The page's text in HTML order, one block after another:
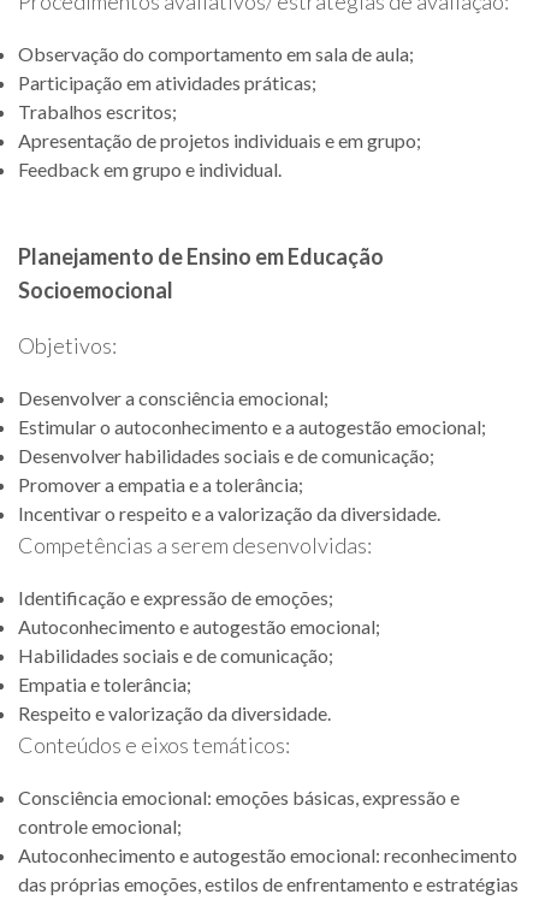
Observação do comportamento em sala de aula;
Participação em atividades práticas;
Trabalhos escritos;
Apresentação de projetos individuais e em grupo;
Feedback em grupo e individual.
Planejamento de Ensino em Educação
Socioemocional
Objetivos:
Desenvolver a consciência emocional;
Estimular o autoconhecimento e a autogestão emocional;
Desenvolver habilidades sociais e de comunicação;
Promover a empatia e a tolerância;
Incentivar o respeito e a valorização da diversidade.
Competências a serem desenvolvidas:
Identificação e expressão de emoções;
Autoconhecimento e autogestão emocional;
Habilidades sociais e de comunicação;
Empatia e tolerância;
Respeito e valorização da diversidade.
Conteúdos e eixos temáticos:
Consciência emocional: emoções básicas, expressão e
controle emocional;
Autoconhecimento e autogestão emocional: reconhecimento
das próprias emoções, estilos de enfrentamento e estratégias